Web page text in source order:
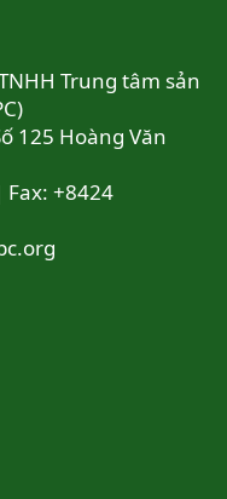
Trung tâm sản
125 Hoàng Văn
+8424